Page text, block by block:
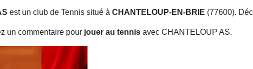
est un club de Tennis situé à CHANTELOUP-EN-BRIE (77600).
un commentaire pour jouer au tennis avec CHANTELOUP AS.